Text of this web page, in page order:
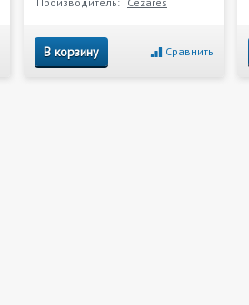
В корзину Сравнить